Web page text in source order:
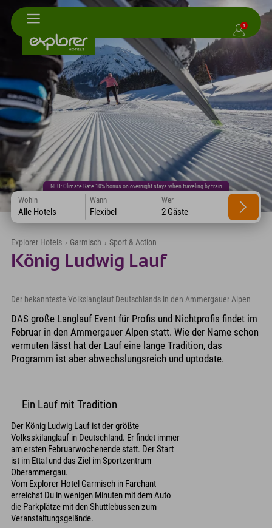
1
NEU: Climate Rate 10% bonus on overnight stays when traveling by train
Wohin
Alle Hotels
Wann
Flexibel
Wer
2 Gäste
Explorer Hotels › Garmisch › Sport & Action
König Ludwig Lauf
Der bekannteste Volkslanglauf Deutschlands in den Ammergauer Alpen
DAS große Langlauf Event für Profis und Nichtprofis findet im
Februar in den Ammergauer Alpen statt. Wie der Name schon
vermuten lässt hat der Lauf eine lange Tradition, das
Programm ist aber abwechslungsreich und uptodate.
Ein Lauf mit Tradition
Der König Ludwig Lauf ist der größte
Volksskilanglauf in Deutschland. Er findet immer
am ersten Februarwochenende statt. Der Start
ist im Ettal und das Ziel im Sportzentrum
Oberammergau.
Vom Explorer Hotel Garmisch in Farchant
erreichst Du in wenigen Minuten mit dem Auto
die Parkplätze mit den Shuttlebussen zum
Veranstaltungsgelände.